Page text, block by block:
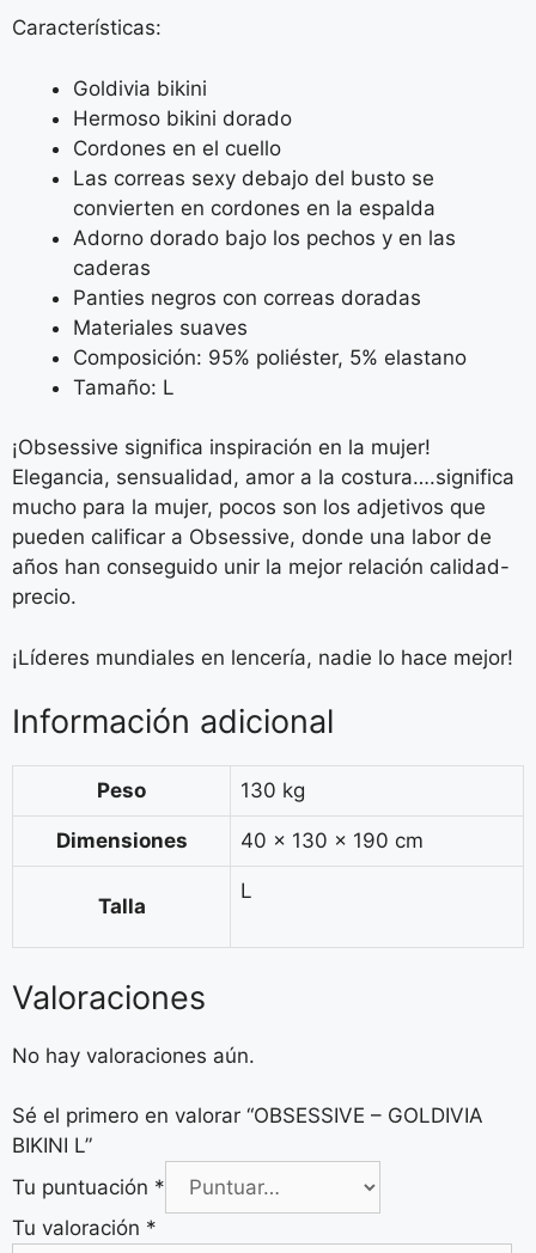
Características:
Goldivia bikini
Hermoso bikini dorado
Cordones en el cuello
Las correas sexy debajo del busto se
convierten en cordones en la espalda
Adorno dorado bajo los pechos y en las
caderas
Panties negros con correas doradas
Materiales suaves
Composición: 95% poliéster, 5% elastano
Tamaño: L
¡Obsessive significa inspiración en la mujer!
Elegancia, sensualidad, amor a la costura….significa
mucho para la mujer, pocos son los adjetivos que
pueden calificar a Obsessive, donde una labor de
años han conseguido unir la mejor relación calidad-
precio.
¡Líderes mundiales en lencería, nadie lo hace mejor!
Información adicional
Peso 130 kg
Dimensiones 40 × 130 × 190 cm
Talla
L
Valoraciones
No hay valoraciones aún.
Sé el primero en valorar “OBSESSIVE – GOLDIVIA
BIKINI L”
Tu puntuación *
Tu valoración *